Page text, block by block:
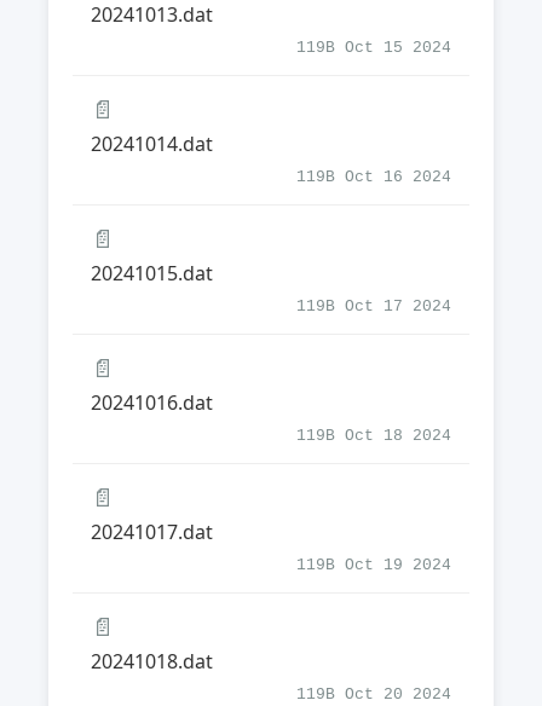
20241013.dat
119B Oct 15 2024
📄
20241014.dat
119B Oct 16 2024
📄
20241015.dat
119B Oct 17 2024
📄
20241016.dat
119B Oct 18 2024
📄
20241017.dat
119B Oct 19 2024
📄
20241018.dat
119B Oct 20 2024